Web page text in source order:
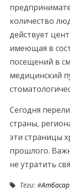
количество
действует
имеющая в
посещений в
медицинский
Сегодня
страны,
эти страницы
прошлого.
не утратить
Теги: #Атбасар